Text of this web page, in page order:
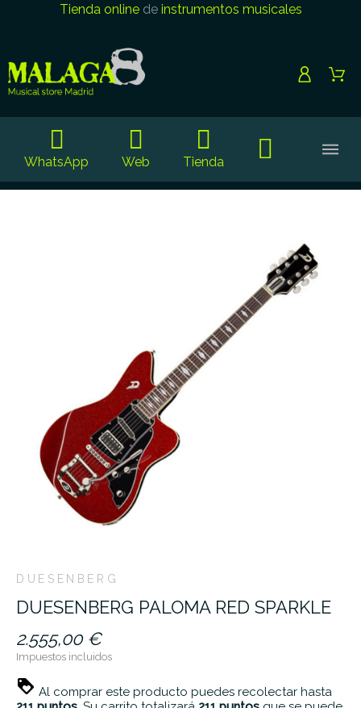
Tienda onlinede instrumentos musicales
WhatsApp Web Tienda
DUESENBERG
DUESENBERG PALOMA RED SPARKLE
2.555,00 €
Impuestos incluidos
Al comprar este producto puedes recolectar hasta